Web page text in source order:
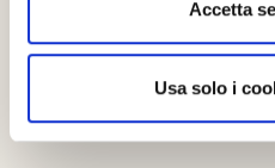
Accetta
Usa solo i